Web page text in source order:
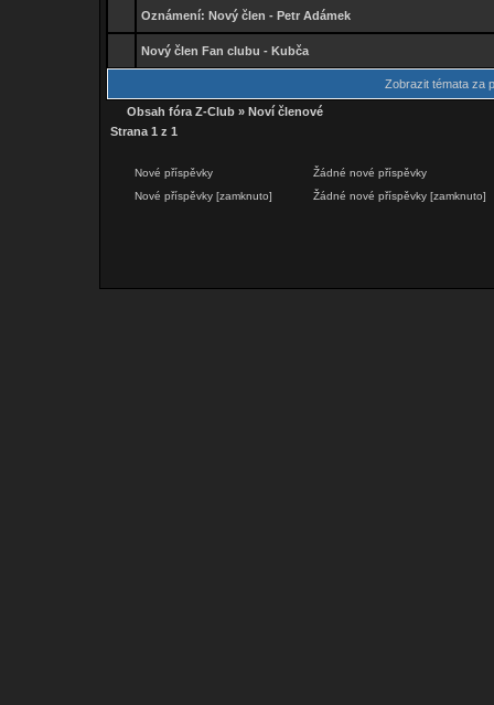
Oznámení: Nový člen - Petr Adámek
Nový člen Fan clubu - Kubča
Zobrazit témata za
Obsah fóra Z-Club » Noví členové
Strana 1 z 1
Nové příspěvky
Žádné nové příspěvky
Nové příspěvky [zamknuto]
Žádné nové příspěvky [zamknuto]